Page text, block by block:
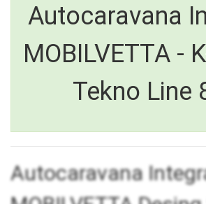
Autocaravana
MOBILVETTA -
Tekno Line
Autocaravana